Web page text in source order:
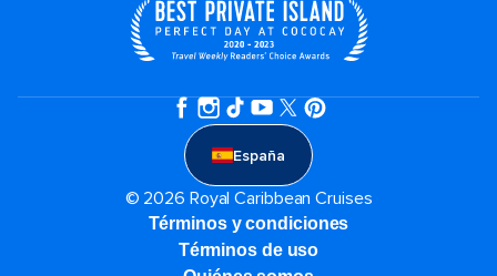
España
© 2026 Royal Caribbean Cruises
Términos y condiciones
Términos de uso